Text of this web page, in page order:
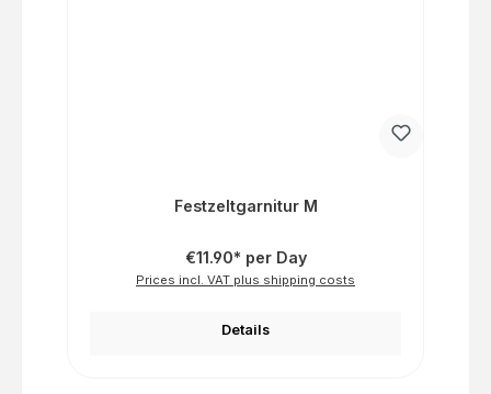
Festzeltgarnitur M
€11.90* per Day
Prices incl. VAT plus shipping costs
Details